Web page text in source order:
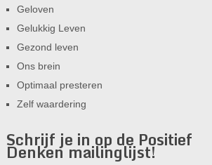
Geloven
Gelukkig Leven
Gezond leven
Ons brein
Optimaal presteren
Zelf waardering
Schrijf je in op de Positief
Denken mailinglijst!